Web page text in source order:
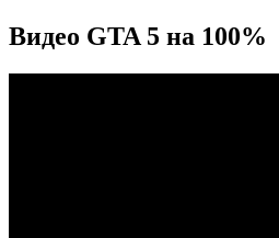
Видео GTA 5 на 100%